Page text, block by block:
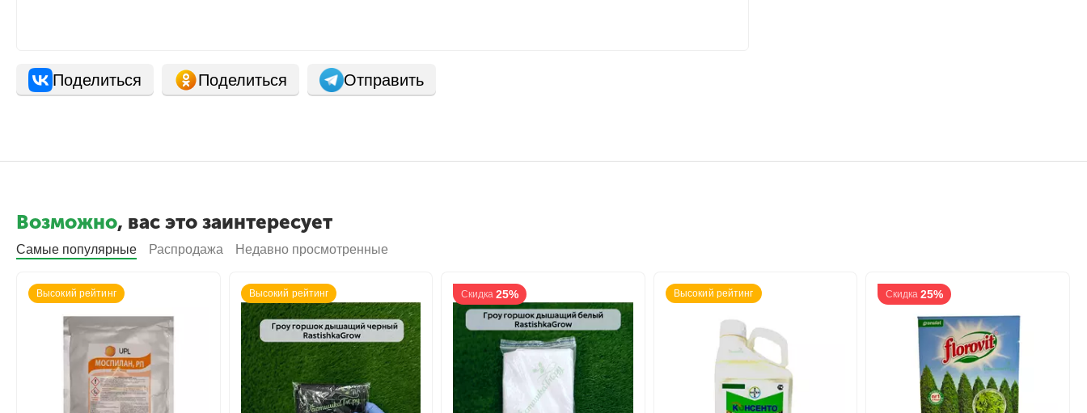
Поделиться Поделиться Отправить
Возможно, вас это заинтересует
Самые популярные Распродажа Недавно просмотренные
Высокий рейтинг Высокий рейтинг Скидка 25% Высокий рейтинг Скидка 25%